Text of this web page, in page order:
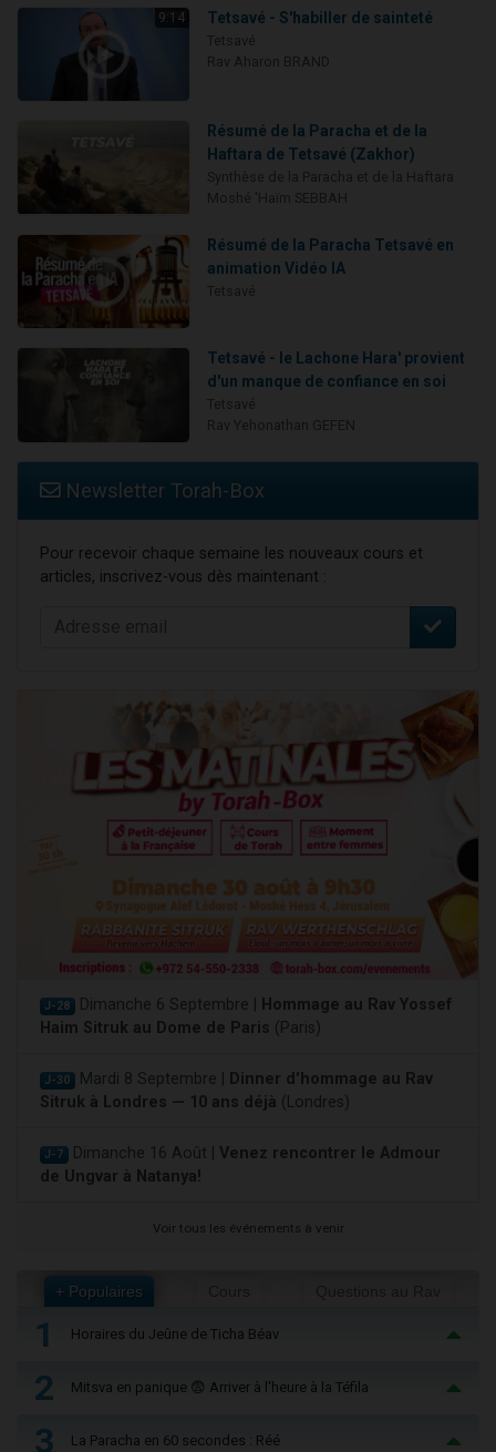
9:14 Tetsavé - S'habiller de sainteté
Résumé de la Paracha et de la
Haftara de Tetsavé (Zakhor)
Résumé de la Paracha Tetsavé en
animation Vidéo IA
Tetsavé - le Lachone Hara' provient
d'un manque de confiance en soi
Newsletter Torah-Box
Pour recevoir chaque semaine les nouveaux cours et
articles, inscrivez-vous dès maintenant :
J-28 Dimanche 6 Septembre |
Hommage au Rav Yossef
Haim Sitruk au Dome de Paris (Paris)
J-30 Mardi 8 Septembre |
Dinner d'hommage au Rav
Sitruk à Londres — 10 ans déjà (Londres)
J-7 Dimanche 16 Août | Venez rencontrer le Admour
de Ungvar à Natanya!
Voir tous les événements à venir
+ Populaires
1 Horaires du Jeûne de Ticha Béav
2 Mitsva en panique 😨 Arriver à l'heure à la Téfila
3 La Paracha en 60 secondes : Réé